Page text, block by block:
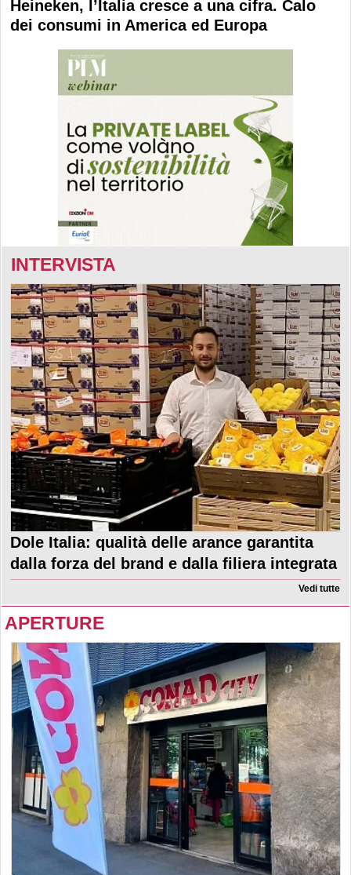
Heineken, l’Italia cresce a una cifra. Calo
dei consumi in America ed Europa
INTERVISTA
Dole Italia: qualità delle arance garantita
dalla forza del brand e dalla filiera integrata
Vedi tutte
APERTURE